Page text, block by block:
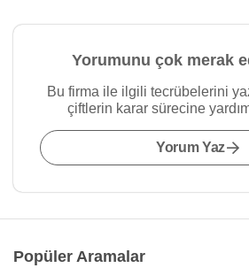
Yorumunu çok merak
Bu firma ile ilgili tecrübelerini
çiftlerin karar sürecine
Yorum Yaz
Popüler Aramalar